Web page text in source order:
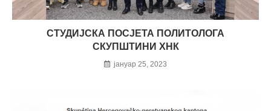
СТУДИЈСКА ПОСЈЕТА ПОЛИТОЛОГА
СКУПШТИНИ ХНК
јануар 25, 2023